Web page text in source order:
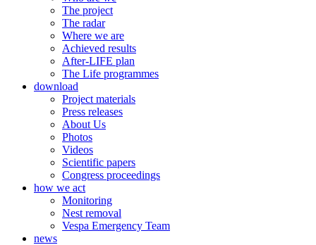
The project
The radar
Where we are
Achieved results
After-LIFE plan
The Life programmes
download
Project materials
Press releases
About Us
Photos
Videos
Scientific papers
Congress proceedings
how we act
Monitoring
Nest removal
Vespa Emergency Team
news